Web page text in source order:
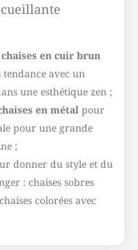
en cuir brun
tendance avec un
une esthétique zen ;
en métal pour
pour une grande
;
donner du style et du
: chaises sobres
colorées avec